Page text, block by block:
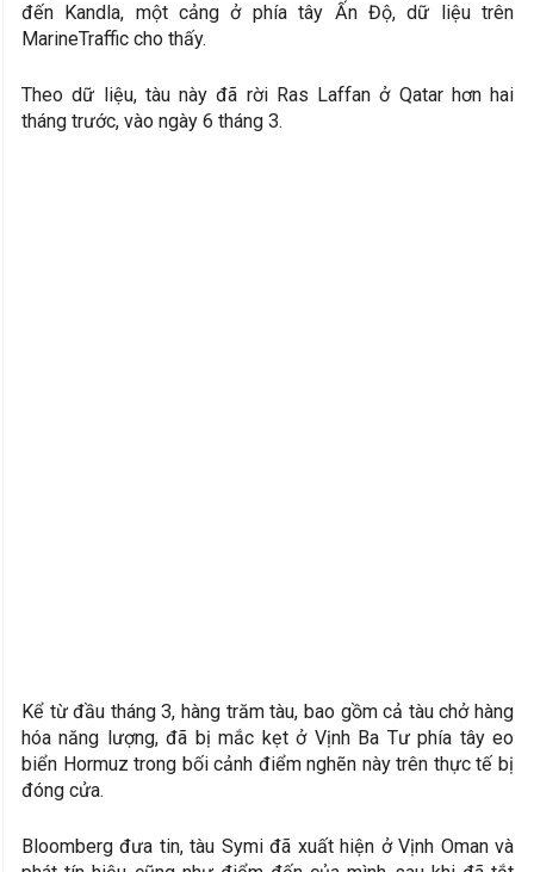
đến Kandla, một cảng ở phía tây Ấn Độ, dữ liệu trên
MarineTraffic cho thấy.
Theo dữ liệu, tàu này đã rời Ras Laffan ở Qatar hơn hai
tháng trước, vào ngày 6 tháng 3.
Kể từ đầu tháng 3, hàng trăm tàu, bao gồm cả tàu chở hàng
hóa năng lượng, đã bị mắc kẹt ở Vịnh Ba Tư phía tây eo
biển Hormuz trong bối cảnh điểm nghẽn này trên thực tế bị
đóng cửa.
Bloomberg đưa tin, tàu Symi đã xuất hiện ở Vịnh Oman và